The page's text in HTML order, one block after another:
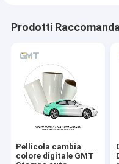
Prodotti
Pellicola cambia
colore digitale GMT